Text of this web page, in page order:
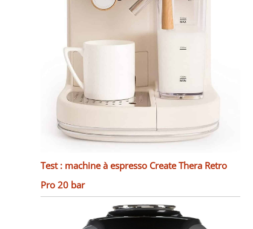
Test : machine à espresso Create Thera Retro
Pro 20 bar